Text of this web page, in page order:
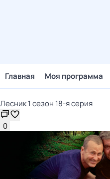
Главная Моя программа
Лесник 1 сезон 18-я серия
0